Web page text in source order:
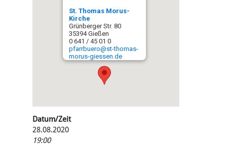
St. Thomas Morus-
Kirche
Grünberger Str. 80
35394 Gießen
0 641 / 45 01 0
pfarrbuero@st-thomas-
morus-giessen.de
Datum/Zeit
28.08.2020
19:00